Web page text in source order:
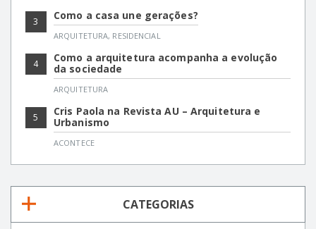
3 Como a casa une gerações?
ARQUITETURA, RESIDENCIAL
4
Como a arquitetura acompanha a evolução
da sociedade
ARQUITETURA
5
Cris Paola na Revista AU – Arquitetura e
Urbanismo
ACONTECE
CATEGORIAS